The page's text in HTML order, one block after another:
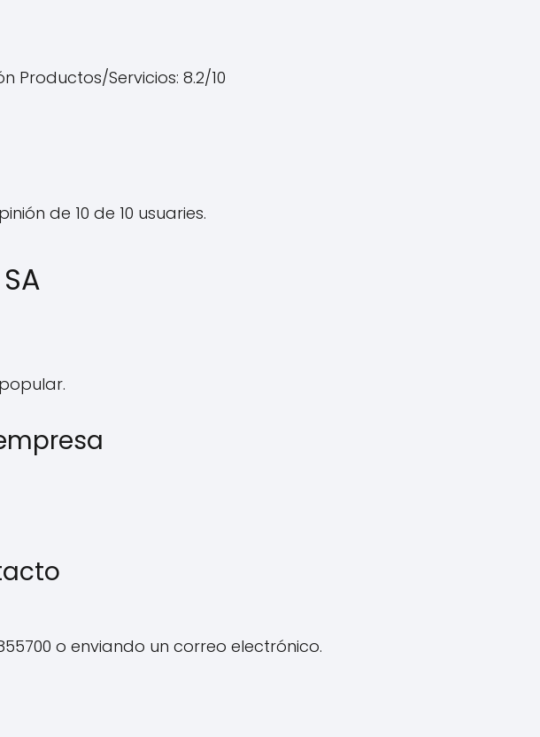
Productos/Servicios: 8.2/10
de 10 de 10 usuaries.
o enviando un correo electrónico.